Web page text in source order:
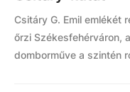
Csitáry G. Emil emlékét
őrzi Székesfehérváron,
domborműve a szintén